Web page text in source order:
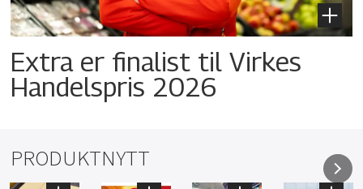
Extra er finalist til Virkes
Handelspris 2026
PRODUKTNYTT